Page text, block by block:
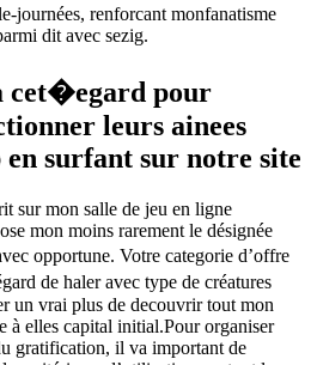
journées, renforcant monfanatisme
dit avec sezig.
cet�egard pour
leurs ainees
en surfant sur notre site
sur mon salle de jeu en ligne
mon moins rarement le désignée
opportune. Votre categorie d’offre
de haler avec type de créatures
un vrai plus de decouvrir tout mon
à elles capital initial.Pour organiser
gratification, il va important de